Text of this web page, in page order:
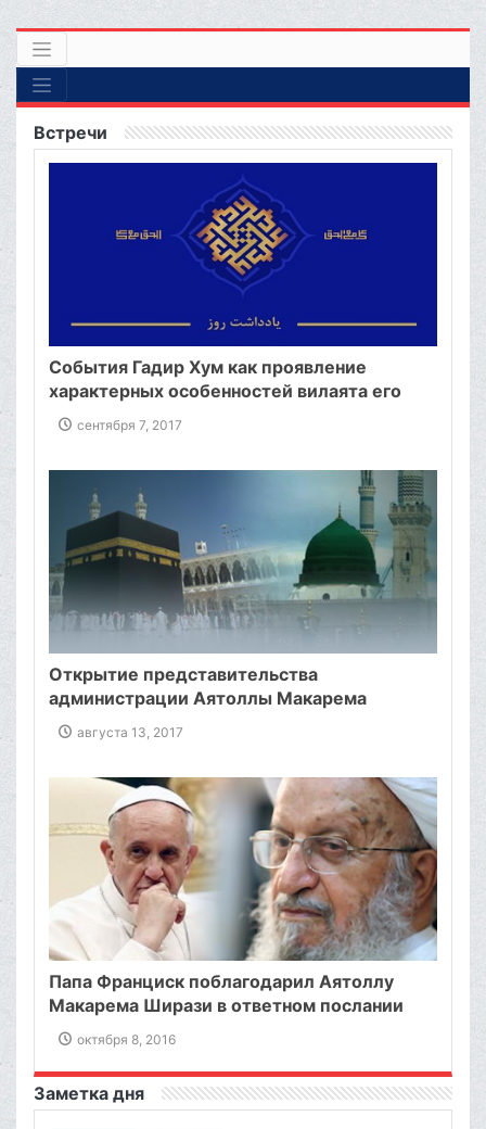
Встречи
События Гадир Хум как проявление
характерных особенностей вилаята его
светлости Али Ибн Абу Талиба (мир ему!) в
речах великого аятоллы Макарема
сентября 7, 2017
Открытие представительства
администрации Аятоллы Макарема
Ширази в Священной Мекке
августа 13, 2017
Папа Франциск поблагодарил Аятоллу
Макарема Ширази в ответном послании
октября 8, 2016
Заметка дня